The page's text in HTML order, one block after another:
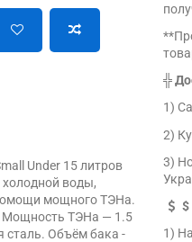
Under 15 литров
холодной воды,
мощного ТЭНа.
Мощность ТЭНа — 1.5
сталь. Объём бака -
╬
1)
2)
3)
$
1)